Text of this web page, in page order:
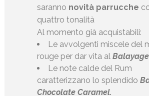
saranno novità parrucche
quattro tonalità
Al momento già acquistabili:
Le avvolgenti miscele del
rouge per dar vita al B
Le note calde del Rum
caratterizzano lo splendido
Chocolate Caramel.